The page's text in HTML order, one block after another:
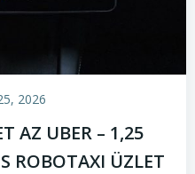
2026
AZ UBER – 1,25
ROBOTAXI ÜZLET